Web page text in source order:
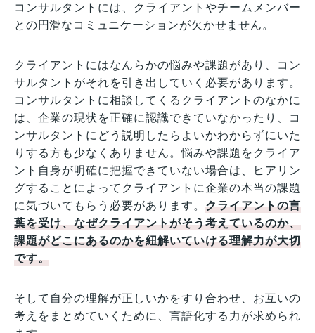
コンサルタントには、クライアントやチームメンバー
との円滑なコミュニケーションが欠かせません。
クライアントにはなんらかの悩みや課題があり、コン
サルタントがそれを引き出していく必要があります。
コンサルタントに相談してくるクライアントのなかに
は、企業の現状を正確に認識できていなかったり、コ
ンサルタントにどう説明したらよいかわからずにいた
りする方も少なくありません。悩みや課題をクライア
ント自身が明確に把握できていない場合は、ヒアリン
グすることによってクライアントに企業の本当の課題
に気づいてもらう必要があります。クライアントの言
葉を受け、なぜクライアントがそう考えているのか、
課題がどこにあるのかを紐解いていける理解力が大切
です。
そして自分の理解が正しいかをすり合わせ、お互いの
考えをまとめていくために、言語化する力が求められ